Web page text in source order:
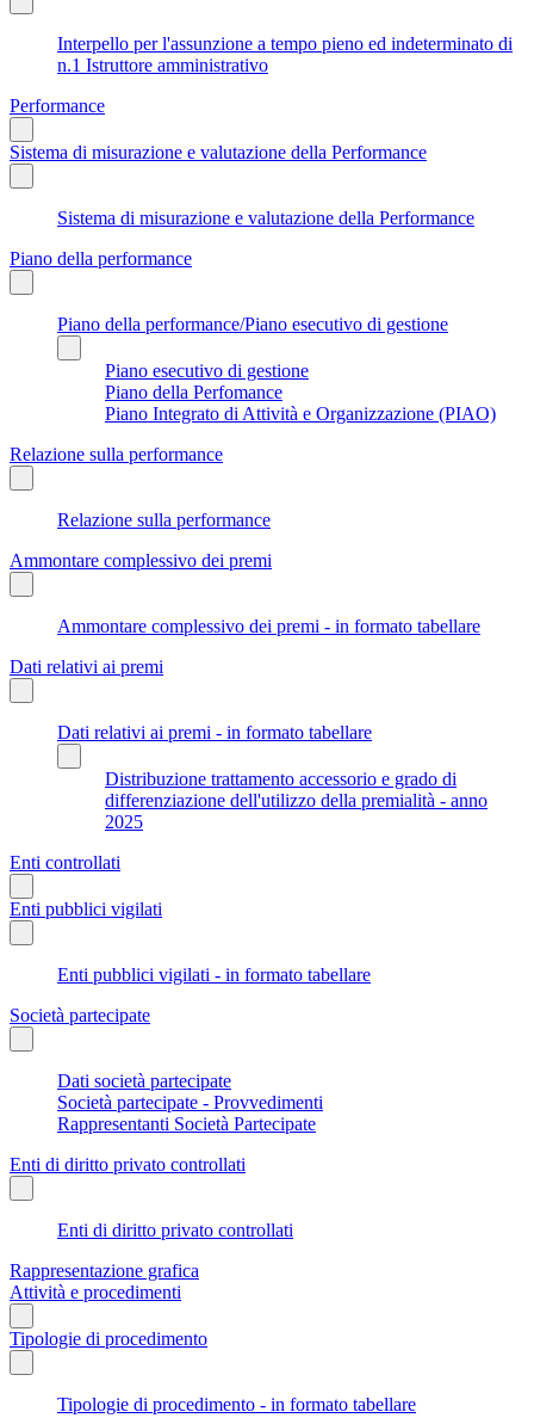
Interpello per l'assunzione a tempo pieno ed indeterminato di
n.1 Istruttore amministrativo
Performance
Sistema di misurazione e valutazione della Performance
Sistema di misurazione e valutazione della Performance
Piano della performance
Piano della performance/Piano esecutivo di gestione
Piano esecutivo di gestione
Piano della Perfomance
Piano Integrato di Attività e Organizzazione (PIAO)
Relazione sulla performance
Relazione sulla performance
Ammontare complessivo dei premi
Ammontare complessivo dei premi - in formato tabellare
Dati relativi ai premi
Dati relativi ai premi - in formato tabellare
Distribuzione trattamento accessorio e grado di
differenziazione dell'utilizzo della premialità - anno
2025
Enti controllati
Enti pubblici vigilati
Enti pubblici vigilati - in formato tabellare
Società partecipate
Dati società partecipate
Società partecipate - Provvedimenti
Rappresentanti Società Partecipate
Enti di diritto privato controllati
Enti di diritto privato controllati
Rappresentazione grafica
Attività e procedimenti
Tipologie di procedimento
Tipologie di procedimento - in formato tabellare